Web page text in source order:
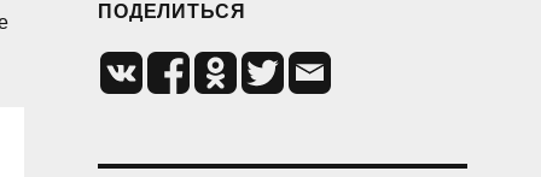
ПОДЕЛИТЬСЯ